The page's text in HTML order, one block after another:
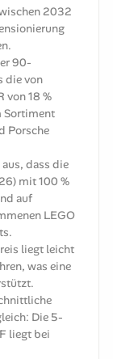
2032
90-
die von
von 18 %
Sortiment
Porsche
dass die
mit 100 %
auf
LEGO
liegt leicht
was eine
Die 5-
liegt bei